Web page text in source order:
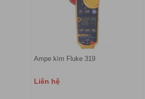
Ampe kìm Fluke 319
Liên hệ